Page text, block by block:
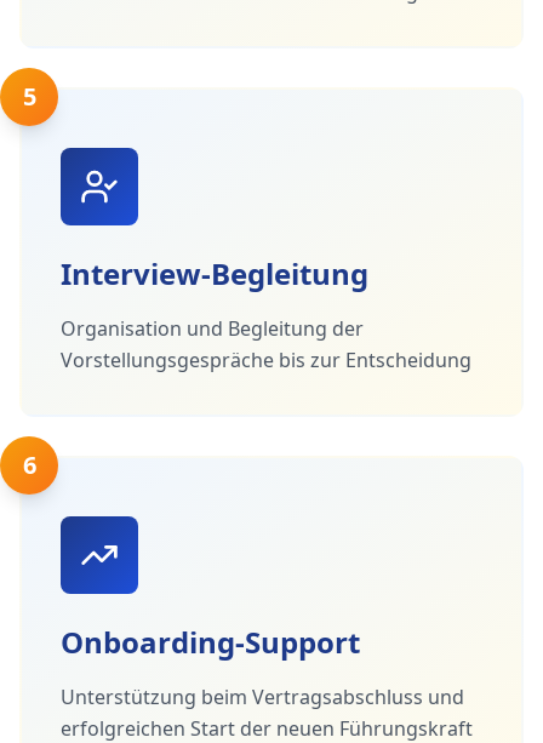
5
Interview-Begleitung
Organisation und Begleitung der
Vorstellungsgespräche bis zur Entscheidung
6
Onboarding-Support
Unterstützung beim Vertragsabschluss und
erfolgreichen Start der neuen Führungskraft